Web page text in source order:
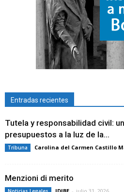
Entradas recientes
Tutela y responsabilidad civil:
presupuestos a la luz de la...
Tribuna Carolina del Carmen Castillo
Menzioni di merito